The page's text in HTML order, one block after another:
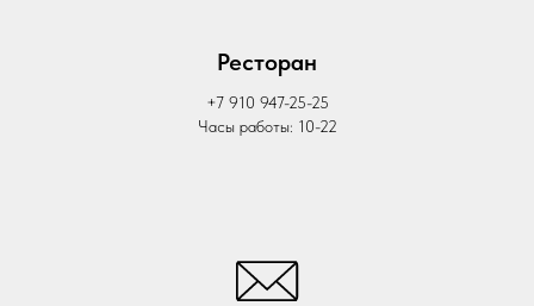
Ресторан
+7 910 947-25-25
Часы работы: 10-22